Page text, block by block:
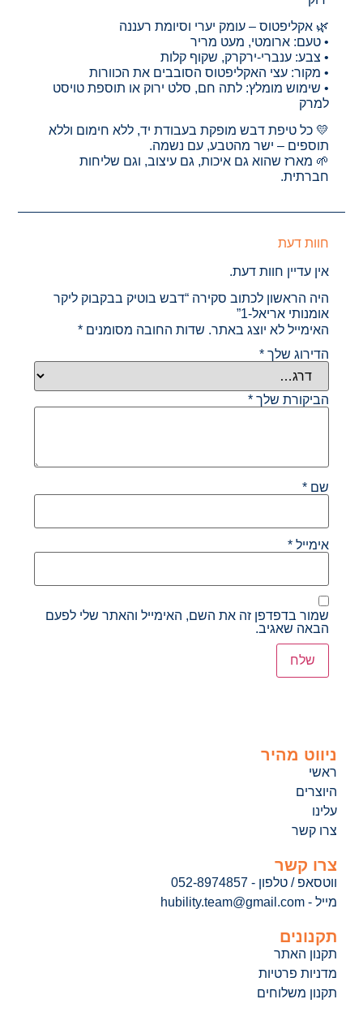
🌿 אקליפטוס – עומק יערי וסיומת רעננה
• טעם: ארומטי, מעט מריר
• צבע: ענברי-ירקרק, שקוף קלות
• מקור: עצי האקליפטוס הסובבים את הכוורות
• שימוש מומלץ: לתה חם, סלט ירוק או תוספת טויסט
למרק
💛 כל טיפת דבש מופקת בעבודת יד, ללא חימום וללא
תוספים – ישר מהטבע, עם נשמה.
🌱 מארז שהוא גם איכות, גם עיצוב, וגם שליחות
חברתית.
חוות דעת
אין עדיין חוות דעת.
היה הראשון לכתוב סקירה “דבש בוטיק בבקבוק ליקר
אומנותי אריאל-1”
האימייל לא יוצג באתר. שדות החובה מסומנים*
הדירוג שלך*
הביקורת שלך*
שם*
אימייל*
שמור בדפדפן זה את השם, האימייל והאתר שלי לפעם
הבאה שאגיב.
ניווט מהיר
ראשי
היוצרים
עלינו
צרו קשר
צרו קשר
ווטסאפ / טלפון - 052-8974857
מייל - hubility.team@gmail.com
תקנונים
תקנון האתר
מדניות פרטיות
תקנון משלוחים